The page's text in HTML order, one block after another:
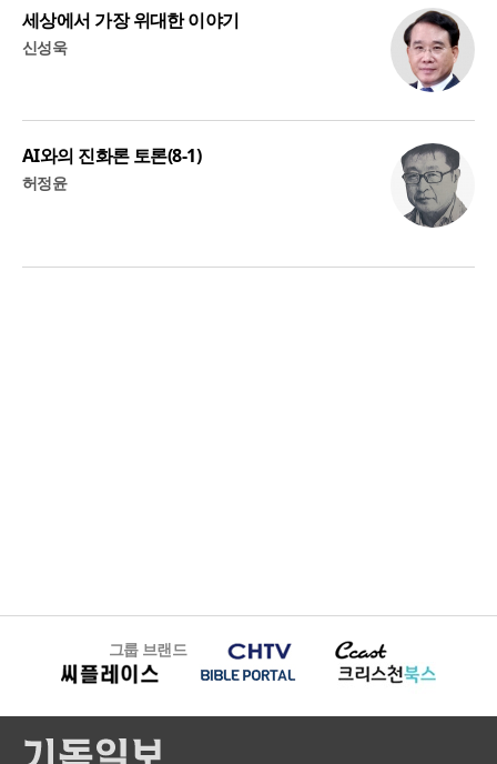
세상에서 가장 위대한 이야기
신성욱
AI와의 진화론 토론(8-1)
허정윤
그룹 브랜드